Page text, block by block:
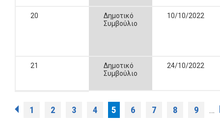
20
Δημοτικό
Συμβούλιο
10/10/2022
21
Δημοτικό
Συμβούλιο
24/10/2022
Σελίδες
1 2 3 4 5 6 7 8 9 …